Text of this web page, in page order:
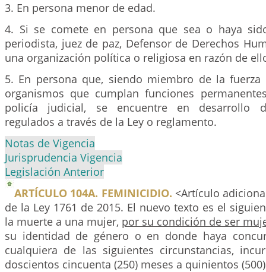
3. En persona menor de edad.
4. Si se comete en persona que sea o haya
periodista, juez de paz, Defensor de Derechos
una organización política o religiosa en razón de
5. En persona que, siendo miembro de la
organismos que cumplan funciones
policía judicial, se encuentre en desarrollo
regulados a través de la Ley o reglamento.
Notas de Vigencia
Jurisprudencia Vigencia
Legislación Anterior
ARTÍCULO 104A. FEMINICIDIO. <Artículo
de la Ley 1761 de 2015. El nuevo texto es el
la muerte a una mujer, por su condición de ser
su identidad de género o en donde haya
cualquiera de las siguientes circunstancias,
doscientos cincuenta (250) meses a quinientos